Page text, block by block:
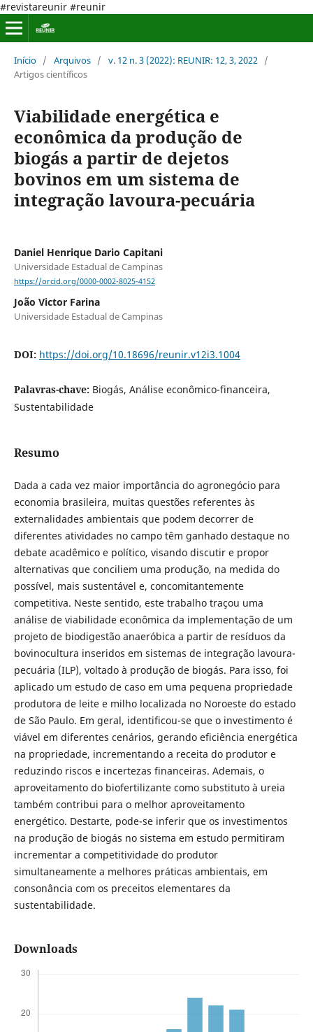
#revistareunir #reunir
Início / Arquivos / v. 12 n. 3 (2022): REUNIR: 12, 3, 2022 /
Artigos científicos
Viabilidade energética e
econômica da produção de
biogás a partir de dejetos
bovinos em um sistema de
integração lavoura-pecuária
Daniel Henrique Dario Capitani
Universidade Estadual de Campinas
https://orcid.org/0000-0002-8025-4152
João Victor Farina
Universidade Estadual de Campinas
DOI: https://doi.org/10.18696/reunir.v12i3.1004
Palavras-chave: Biogás, Análise econômico-financeira,
Sustentabilidade
Resumo
Dada a cada vez maior importância do agronegócio para
economia brasileira, muitas questões referentes às
externalidades ambientais que podem decorrer de
diferentes atividades no campo têm ganhado destaque no
debate acadêmico e político, visando discutir e propor
alternativas que conciliem uma produção, na medida do
possível, mais sustentável e, concomitantemente
competitiva. Neste sentido, este trabalho traçou uma
análise de viabilidade econômica da implementação de um
projeto de biodigestão anaeróbica a partir de resíduos da
bovinocultura inseridos em sistemas de integração lavoura-
pecuária (ILP), voltado à produção de biogás. Para isso, foi
aplicado um estudo de caso em uma pequena propriedade
produtora de leite e milho localizada no Noroeste do estado
de São Paulo. Em geral, identificou-se que o investimento é
viável em diferentes cenários, gerando eficiência energética
na propriedade, incrementando a receita do produtor e
reduzindo riscos e incertezas financeiras. Ademais, o
aproveitamento do biofertilizante como substituto à ureia
também contribui para o melhor aproveitamento
energético. Destarte, pode-se inferir que os investimentos
na produção de biogás no sistema em estudo permitiram
incrementar a competitividade do produtor
simultaneamente a melhores práticas ambientais, em
consonância com os preceitos elementares da
sustentabilidade.
Downloads